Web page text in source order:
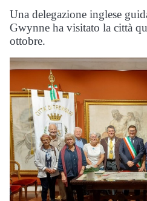
Una delegazione inglese
Gwynne ha visitato la città
ottobre.